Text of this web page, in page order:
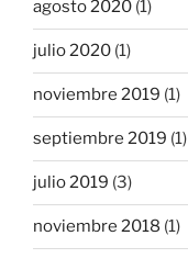
agosto 2020 (1)
julio 2020 (1)
noviembre 2019 (1)
septiembre 2019 (1)
julio 2019 (3)
noviembre 2018 (1)